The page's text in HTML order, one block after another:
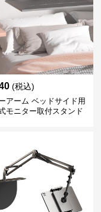
(税込)
アーム ベッドサイド用
モニター取付スタンド